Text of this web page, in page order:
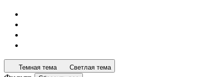
Темная тема Светлая тема